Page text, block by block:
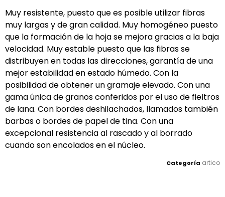
Muy resistente, puesto que es posible utilizar fibras
muy largas y de gran calidad. Muy homogéneo puesto
que la formación de la hoja se mejora gracias a la baja
velocidad. Muy estable puesto que las fibras se
distribuyen en todas las direcciones, garantía de una
mejor estabilidad en estado húmedo. Con la
posibilidad de obtener un gramaje elevado. Con una
gama única de granos conferidos por el uso de fieltros
de lana. Con bordes deshilachados, llamados también
barbas o bordes de papel de tina. Con una
excepcional resistencia al rascado y al borrado
cuando son encolados en el núcleo.
Categoría artico